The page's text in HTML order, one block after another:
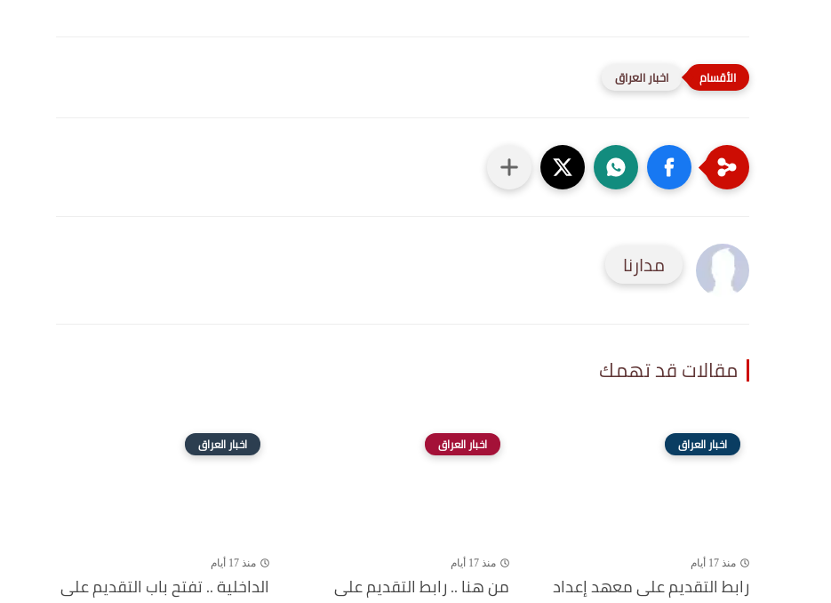
اخبار العراق
مدارنا
مقالات قد تهمك
اخبار العراق
منذ 17 أيام
رابط التقديم على معهد إعداد
اخبار العراق
منذ 17 أيام
من هنا .. رابط التقديم على
اخبار العراق
منذ 17 أيام
الداخلية .. تفتح باب التقديم على